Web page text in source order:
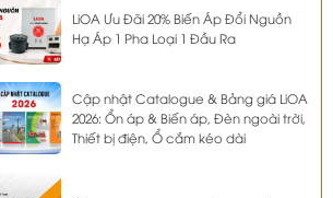
LiOA Ưu Đãi 20% Biến Áp Đổi Nguồn
Hạ Áp 1 Pha Loại 1 Đầu Ra
Cập nhật Catalogue & Bảng giá LiOA
2026: Ổn áp & Biến áp, Đèn ngoài trời,
Thiết bị điện, Ổ cắm kéo dài